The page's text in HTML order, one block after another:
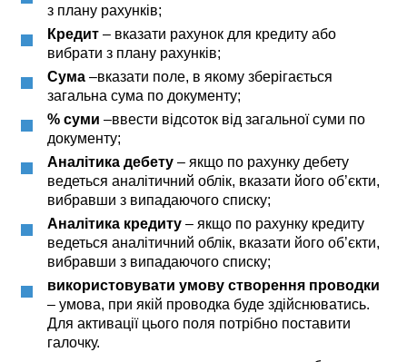
з плану рахунків;
Кредит – вказати рахунок для кредиту або
вибрати з плану рахунків;
Сума–вказати поле, в якому зберігається
загальна сума по документу;
% суми–ввести відсоток від загальної суми по
документу;
Аналітика дебету – якщо по рахунку дебету
ведеться аналітичний облік, вказати його об’єкти,
вибравши з випадаючого списку;
Аналітика кредиту – якщо по рахунку кредиту
ведеться аналітичний облік, вказати його об’єкти,
вибравши з випадаючого списку;
використовувати умову створення проводки
– умова, при якій проводка буде здійснюватись.
Для активації цього поля потрібно поставити
галочку.